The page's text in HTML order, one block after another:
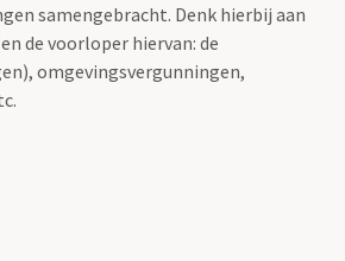
samengebracht. Denk hierbij aan
de voorloper hiervan: de
omgevingsvergunningen,